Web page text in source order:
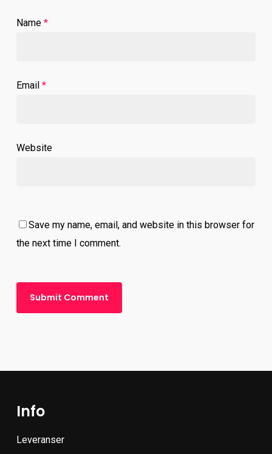
Name *
Email *
Website
Save my name, email, and website in this browser for
the next time I comment.
Info
Leveranser